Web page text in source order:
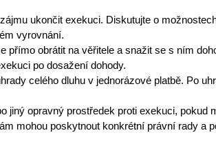
ukončit exekuci. Diskutujte o
vyrovnání.
obrátit na věřitele a snažit se s ním
po dosažení dohody.
celého dluhu v jednorázové platbě. Po
jiný opravný prostředek proti exekuci, pokud
mohou poskytnout konkrétní právní rady a